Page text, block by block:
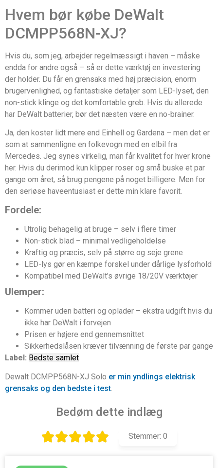
Hvem bør købe DeWalt
DCMPP568N-XJ?
Hvis du, som jeg, arbejder regelmæssigt i haven – måske
endda for andre også – så er dette værktøj en investering
der holder. Du får en grensaks med høj præcision, enorm
brugervenlighed, og fantastiske detaljer som LED-lyset, den
non-stick klinge og det komfortable greb. Hvis du allerede
har DeWalt batterier, bør det næsten være en no-brainer.
Ja, den koster lidt mere end Einhell og Gardena – men det er
som at sammenligne en folkevogn med en elbil fra
Mercedes. Jeg synes virkelig, man får kvalitet for hver krone
her. Hvis du derimod kun klipper roser og små buske et par
gange om året, så brug pengene på noget billigere. Men for
den seriøse haveentusiast er dette min klare favorit.
Fordele:
Utrolig behagelig at bruge – selv i flere timer
Non-stick blad – minimal vedligeholdelse
Kraftig og præcis, selv på større og seje grene
LED-lys gør en kæmpe forskel under dårlige lysforhold
Kompatibel med DeWalt’s øvrige 18/20V værktøjer
Ulemper:
Kommer uden batteri og oplader – ekstra udgift hvis du
ikke har DeWalt i forvejen
Prisen er højere end gennemsnittet
Sikkerhedslåsen kræver tilvænning de første par gange
Label: Bedste samlet
Dewalt DCMPP568N-XJ Solo er min yndlings elektrisk
grensaks og den bedste i test
Bedøm dette indlæg
Stemmer: 0